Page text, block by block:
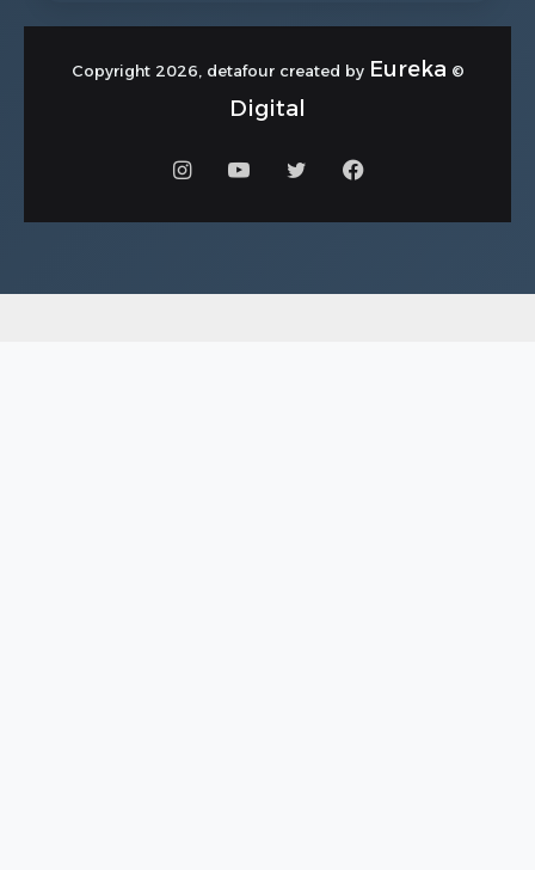
© Copyright 2026, detafour created by
Eureka
Digital
فيسبوكتويتر يوتيوبانستقرام